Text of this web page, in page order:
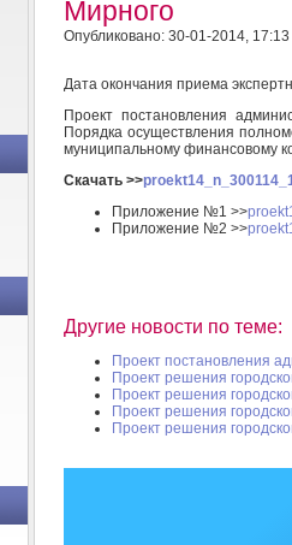
Мирного
Опубликовано: 30-01-2014, 17:13
Дата окончания приема
Проект постановления
Порядка осуществления
муниципальному финансовому
Скачать >>
Приложение №1 >>
Приложение №2 >>
Другие новости по теме:
Проект постановления
Проект решения
Проект решения
Проект решения
Проект решения